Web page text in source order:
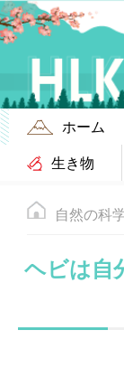
ホーム
生き物
自然の科
ヘビは自